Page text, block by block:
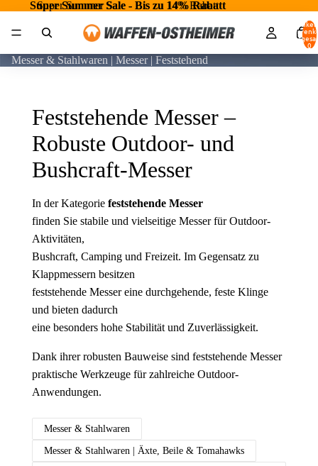
Super Summer Sale - Bis zu 14% Rabatt
Super Summer Sale - Bis zu 14% Rabatt
0
Messer & Stahlwaren | Messer | Feststehend
Feststehende Messer –
Robuste Outdoor- und
Bushcraft-Messer
In der Kategorie feststehende Messer
finden Sie stabile und vielseitige Messer für Outdoor-
Aktivitäten,
Bushcraft, Camping und Freizeit. Im Gegensatz zu
Klappmessern besitzen
feststehende Messer eine durchgehende, feste Klinge
und bieten dadurch
eine besonders hohe Stabilität und Zuverlässigkeit.
Dank ihrer robusten Bauweise sind feststehende Messer
praktische Werkzeuge für zahlreiche Outdoor-
Anwendungen.
Messer & Stahlwaren
Messer & Stahlwaren | Äxte, Beile & Tomahawks